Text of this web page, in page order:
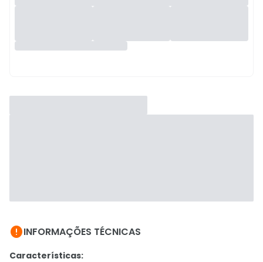
INFORMAÇÕES TÉCNICAS
Características: